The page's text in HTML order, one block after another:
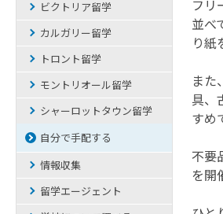
フリ
並べ
り紙
また
具、
すめ
不要
を開
ビクトリア留学
カルガリー留学
トロント留学
モントリオール留学
シャーロットタウン留学
自分で手配する
情報収集
留学エージェント